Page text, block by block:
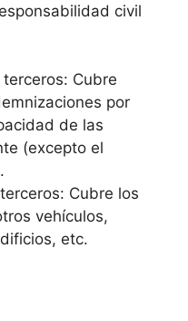
civil
Cubre
por
de las
(excepto el
Cubre los
vehículos,
etc.